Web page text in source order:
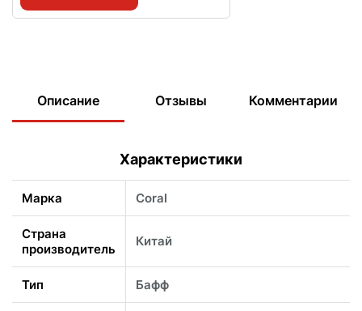
Описание Отзывы Комментарии
Характеристики
Марка Coral
Страна
производитель
Китай
Тип Бафф